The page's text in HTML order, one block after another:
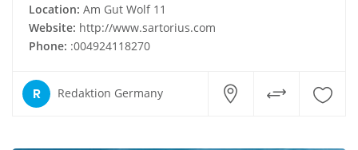
Location: Am Gut Wolf 11
Website: http://www.sartorius.com
Phone: :004924118270
R Redaktion Germany